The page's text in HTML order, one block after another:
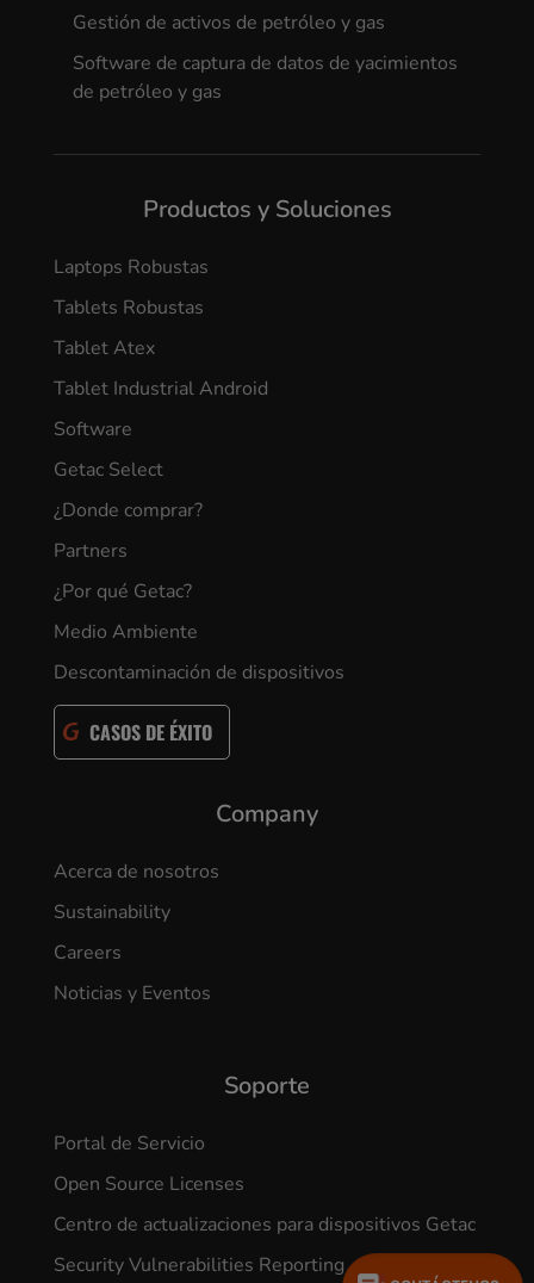
Gestión de activos de petróleo y gas
Software de captura de datos de yacimientos
de petróleo y gas
Productos y Soluciones
Laptops Robustas
Tablets Robustas
Tablet Atex
Tablet Industrial Android
Software
Getac Select
¿Donde comprar?
Partners
¿Por qué Getac?
Medio Ambiente
Descontaminación de dispositivos
CASOS DE ÉXITO
Company
Acerca de nosotros
Sustainability
Careers
Noticias y Eventos
Soporte
Portal de Servicio
Open Source Licenses
Centro de actualizaciones para dispositivos Getac
Security Vulnerabilities Reporting